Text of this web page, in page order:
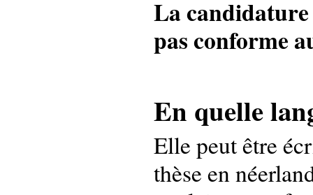
La candidature
pas conforme
En quelle
Elle peut être
thèse en